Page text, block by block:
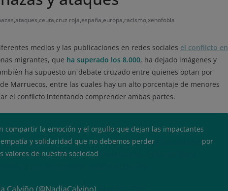
,ataques,ceuta,cruz roja,españa,europa,racismo,xenofobia
medios y las publicaciones en redes sociales el conflicto en
migrantes, que ha superado los 8.000, ha dejado imágenes y
ha supuesto un debate cruzado entre quienes optan por
Marruecos, entre las cuales hay un alto porcentaje de menores
el conflicto intentando comprender ambas partes.
compartir la emoción y el orgullo que dejan las impactantes
y solidaridad que no debemos perder
por
valores de nuestra sociedad